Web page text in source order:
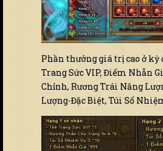
Phần thưởng giá trị cao ở kỳ
Trang Sức VIP, Điểm Nhẫn
Chỉnh, Rương Trái Năng
Lượng-Đặc Biệt, Túi Sổ